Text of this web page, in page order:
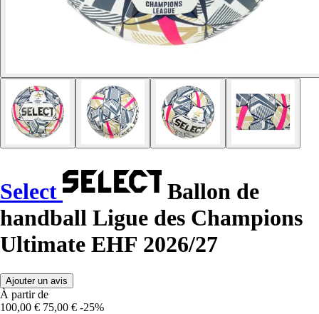
Select
Ballon de
handball Ligue des Champions
Ultimate EHF 2026/27
Ajouter un avis
À partir de
100,00 € 75,00 € -25%